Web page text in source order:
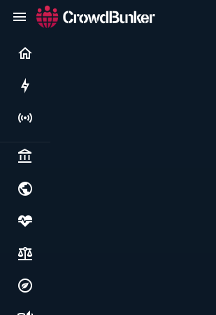
Live
Politics & institutions
Society, justice & freedoms
Economy, environment & technology